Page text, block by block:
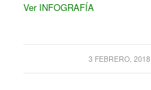
Ver INFOGRAFÍA
3 FEBRERO, 2018
/